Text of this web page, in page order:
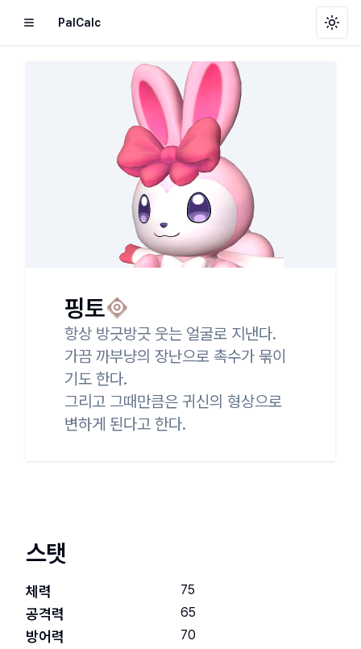
PalCalc
핑토
항상 방긋방긋 웃는 얼굴로 지낸다.
가끔 까부냥의 장난으로 촉수가 묶이
기도 한다.
그리고 그때만큼은 귀신의 형상으로
변하게 된다고 한다.
스탯
체력 75
공격력 65
방어력 70